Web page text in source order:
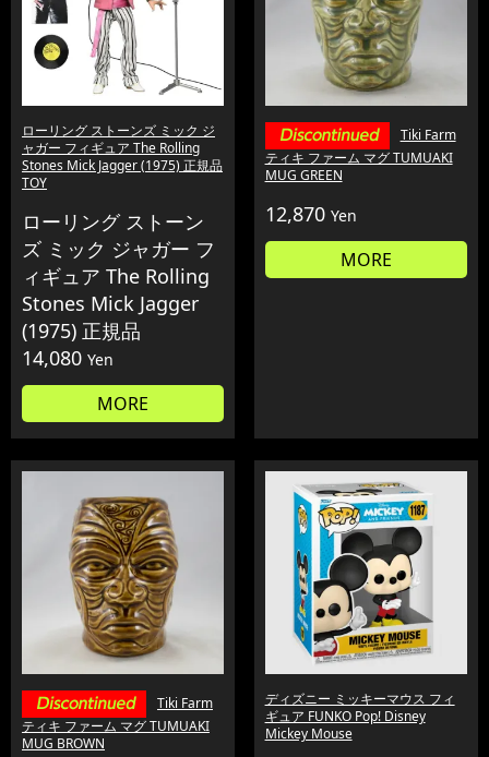
ローリング ストーンズ ミック ジ
ャガー フィギュア The Rolling
Stones Mick Jagger (1975) 正規品
TOY
ローリング ストーン
ズ ミック ジャガー フ
ィギュア The Rolling
Stones Mick Jagger
(1975) 正規品
14,080 Yen
MORE
Tiki Farm
ティキ ファーム マグ TUMUAKI
MUG GREEN
12,870 Yen
MORE
Tiki Farm
ティキ ファーム マグ TUMUAKI
MUG BROWN
ディズニー ミッキーマウス フィ
ギュア FUNKO Pop! Disney
Mickey Mouse